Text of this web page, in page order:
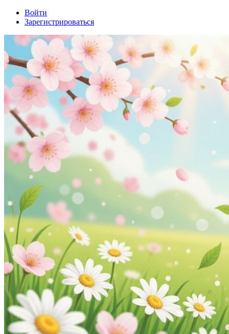
Войти
Зарегистрироваться